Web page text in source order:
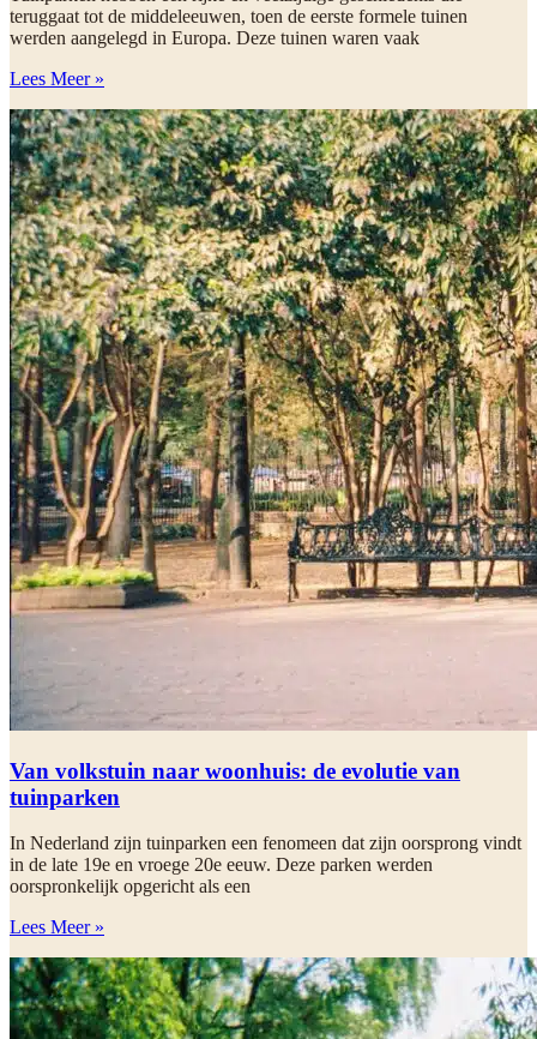
teruggaat tot de middeleeuwen, toen de eerste formele tuinen
werden aangelegd in Europa. Deze tuinen waren vaak
Lees Meer »
Van volkstuin naar woonhuis: de evolutie van
tuinparken
In Nederland zijn tuinparken een fenomeen dat zijn oorsprong vindt
in de late 19e en vroege 20e eeuw. Deze parken werden
oorspronkelijk opgericht als een
Lees Meer »